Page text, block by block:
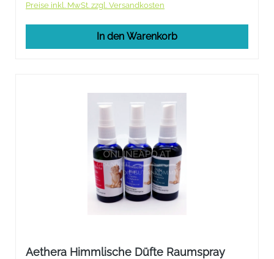
Preise inkl. MwSt. zzgl. Versandkosten
In den Warenkorb
Aethera Himmlische Düfte Raumspray